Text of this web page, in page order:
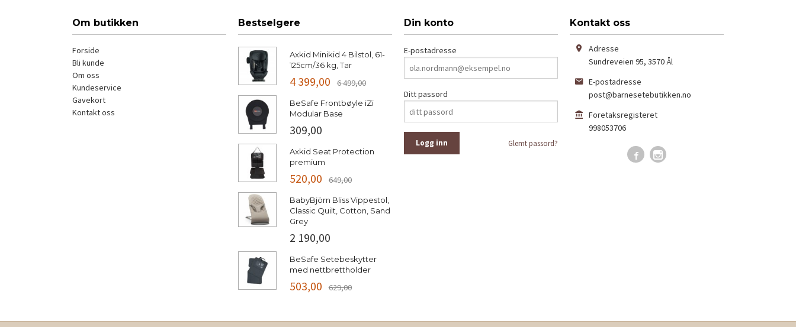
Om butikken
Forside
Bli kunde
Om oss
Kundeservice
Gavekort
Kontakt oss
Bestselgere
Axkid Minikid 4 Bilstol, 61-
125cm/36 kg, Tar
4 399,00 6 499,00
BeSafe Frontbøyle iZi
Modular Base
309,00
Axkid Seat Protection
premium
520,00 649,00
BabyBjörn Bliss Vippestol,
Classic Quilt, Cotton, Sand
Grey
2 190,00
BeSafe Setebeskytter
med nettbrettholder
503,00 629,00
Din konto
E-postadresse
Ditt passord
Glemt passord?
Kontakt oss
Adresse
Sundreveien 95, 3570Ål
E-postadresse
post@barnesetebutikken.no
Foretaksregisteret
998053706